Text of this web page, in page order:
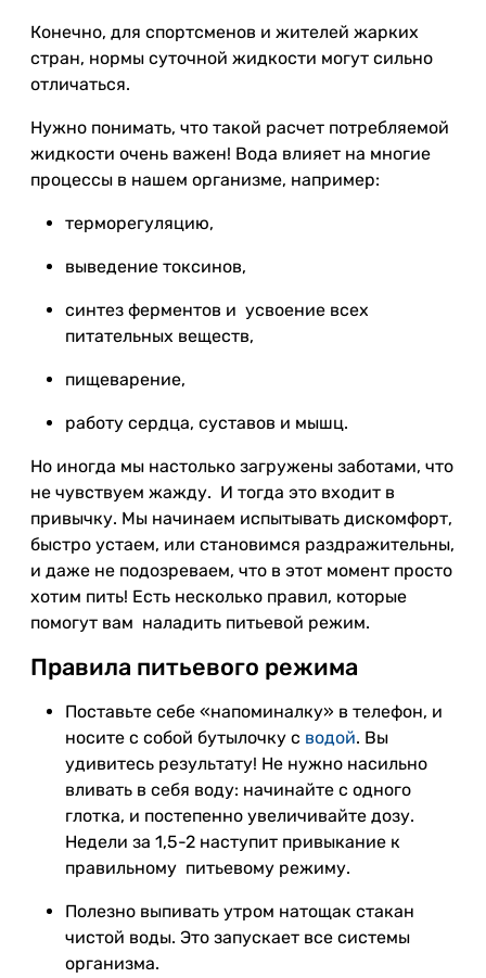
Конечно, для спортсменов и жителей жарких
стран, нормы суточной жидкости могут сильно
отличаться.
Нужно понимать, что такой расчет потребляемой
жидкости очень важен! Вода влияет на многие
процессы в нашем организме, например:
терморегуляцию,
выведение токсинов,
синтез ферментов и усвоение всех
питательных веществ,
пищеварение,
работу сердца, суставов и мышц.
Но иногда мы настолько загружены заботами, что
не чувствуем жажду. И тогда это входит в
привычку. Мы начинаем испытывать дискомфорт,
быстро устаем, или становимся раздражительны,
и даже не подозреваем, что в этот момент просто
хотим пить! Есть несколько правил, которые
помогут вам наладить питьевой режим.
Правила питьевого режима
Поставьте себе «напоминалку» в телефон, и
носите с собой бутылочку с водой. Вы
удивитесь результату! Не нужно насильно
вливать в себя воду: начинайте с одного
глотка, и постепенно увеличивайте дозу.
Недели за 1,5-2 наступит привыкание к
правильному питьевому режиму.
Полезно выпивать утром натощак стакан
чистой воды. Это запускает все системы
организма.